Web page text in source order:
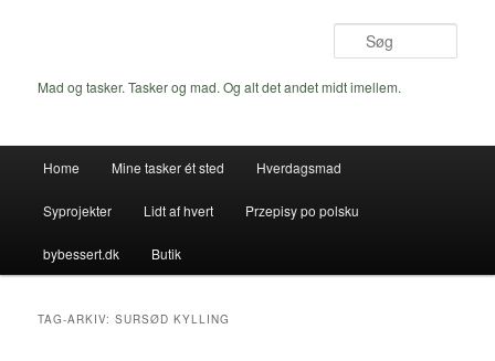
indhold
indholdMad og tasker. Tasker og mad. Og alt det andet midt imellem.
Home Mine tasker ét sted Hverdagsmad
Syprojekter Lidt af hvert Przepisy po polsku
bybessert.dk Butik
TAG-ARKIV:SURSØD KYLLING